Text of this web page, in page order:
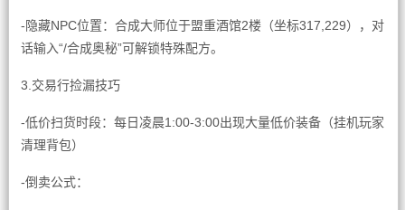
-隐藏NPC位置：合成大师位于盟重酒馆2楼（坐标317,229），对
话输入“/合成奥秘”可解锁特殊配方。
3.交易行捡漏技巧
-低价扫货时段：每日凌晨1:00-3:00出现大量低价装备（挂机玩家
清理背包）
-倒卖公式：